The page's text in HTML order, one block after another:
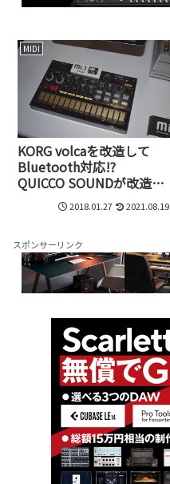
MIDI
KORG volcaを改造して
Bluetooth対応!?
QUICCO SOUNDが改造キ
ットを3月に発売予定
2018.01.27 2021.08.19
スポンサーリンク